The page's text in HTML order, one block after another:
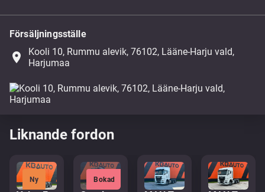
Försäljningsställe
place
Kooli 10, Rummu alevik, 76102, Lääne-Harju vald,
Harjumaa
Liknande fordon
Ny Bokad